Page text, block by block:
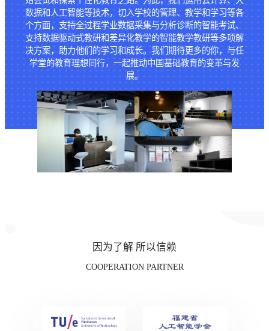
数据和人工智能等技术，切入学校的管理、教学和学习等各
个方面，支持全过程学业数据采集与分析诊断的智能考试、
支持数据驱动式教研和差异化教学的智能教学教研等多项解
决方案，助力他们的学习和成长。我们期待更多的你，与任
学堂的教育理想同行，一起推动中国基础教育的变革与发
展。
因为了解 所以信赖
COOPERATION PARTNER